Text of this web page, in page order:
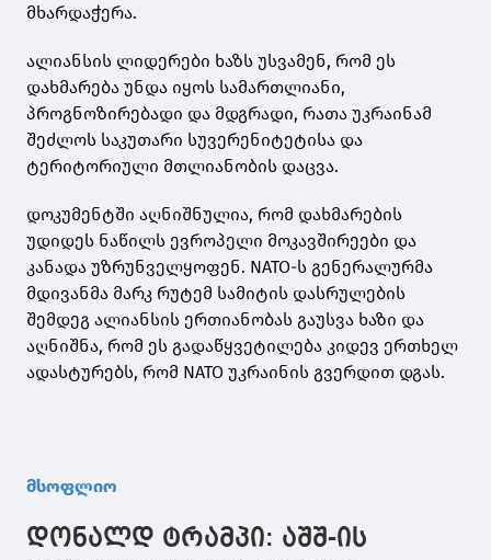
მხარდაჭერა.
ალიანსის ლიდერები ხაზს უსვამენ, რომ ეს
დახმარება უნდა იყოს სამართლიანი,
პროგნოზირებადი და მდგრადი, რათა უკრაინამ
შეძლოს საკუთარი სუვერენიტეტისა და
ტერიტორიული მთლიანობის დაცვა.
დოკუმენტში აღნიშნულია, რომ დახმარების
უდიდეს ნაწილს ევროპელი მოკავშირეები და
კანადა უზრუნველყოფენ. NATO-ს გენერალურმა
მდივანმა მარკ რუტემ სამიტის დასრულების
შემდეგ ალიანსის ერთიანობას გაუსვა ხაზი და
აღნიშნა, რომ ეს გადაწყვეტილება კიდევ ერთხელ
ადასტურებს, რომ NATO უკრაინის გვერდით დგას.
მსოფლიო
დონალდ ტრამპი: აშშ-ის